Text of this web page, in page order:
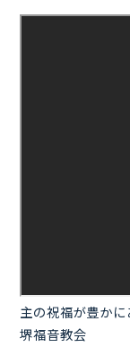
主の祝福が豊かに
堺福音教会